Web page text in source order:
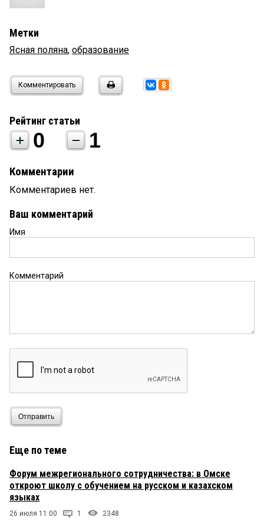
Метки
Ясная поляна, образование
Комментировать
Рейтинг статьи
0 1
Комментарии
Комментариев нет.
Ваш комментарий
Имя
Комментарий
Отправить
Еще по теме
Форум межрегионального сотрудничества: в Омске
откроют школу с обучением на русском и казахском
языках
26 июля 11:00 1 2348